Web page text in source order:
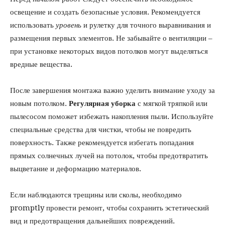
освещение и создать безопасные условия. Рекомендуется
использовать уровень и рулетку для точного выравнивания и
размещения первых элементов. Не забывайте о вентиляции –
при установке некоторых видов потолков могут выделяться
вредные вещества.
После завершения монтажа важно уделить внимание уходу за
новым потолком. Регулярная уборка с мягкой тряпкой или
пылесосом поможет избежать накопления пыли. Используйте
специальные средства для чистки, чтобы не повредить
поверхность. Также рекомендуется избегать попадания
прямых солнечных лучей на потолок, чтобы предотвратить
выцветание и деформацию материалов.
Если наблюдаются трещины или сколы, необходимо
promptly провести ремонт, чтобы сохранить эстетический
вид и предотвращения дальнейших повреждений.